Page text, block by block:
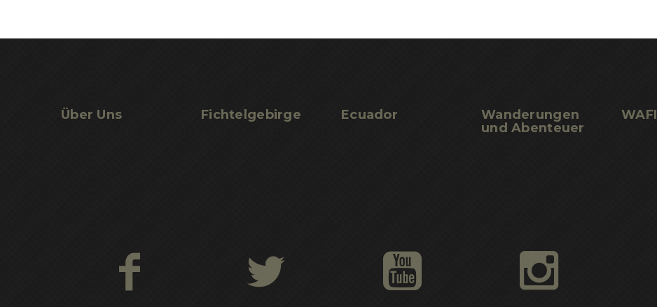
Über Uns Fichtelgebirge Ecuador
Wanderungen
und Abenteuer
WAFI